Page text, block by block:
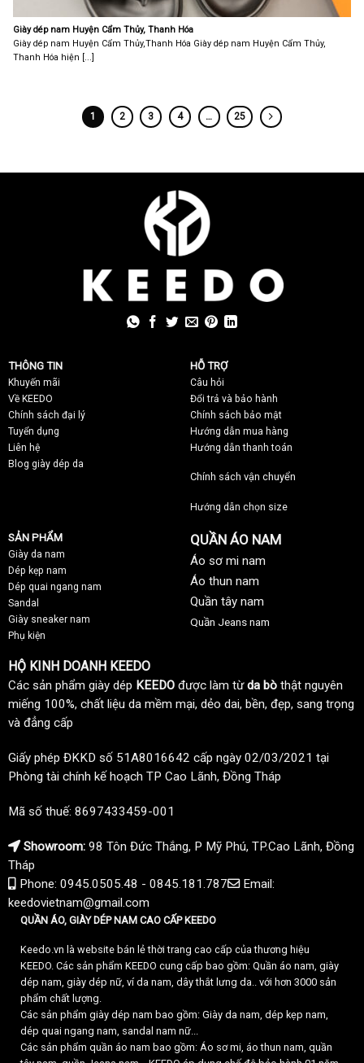
Giày dép nam Huyện Cẩm Thủy, Thanh Hóa
Giày dép nam Huyện Cẩm Thủy,Thanh Hóa Giày dép nam Huyện Cẩm Thủy,
Thanh Hóa hiện [...]
1 2 3 4 … 25
THÔNG TIN
Khuyến mãi
Về KEEDO
Chính sách đại lý
Tuyển dụng
Liên hệ
Blog giày dép da
HỖ TRỢ
Câu hỏi
Đổi trả và bảo hành
Chính sách bảo mật
Hướng dẫn mua hàng
Hướng dẫn thanh toán
Chính sách vận chuyển
Hướng dẫn chọn size
SẢN PHẨM
Giày da nam
Dép kẹp nam
Dép quai ngang nam
Sandal
Giày sneaker nam
Phụ kiện
QUẦN ÁO NAM
Áo sơ mi nam
Áo thun nam
Quần tây nam
Quần Jeans nam
HỘ KINH DOANH KEEDO
Các sản phẩm giày dép KEEDO được làm từda bò thật nguyên
miếng 100%, chất liệu da mềm mại, dẻo dai, bền, đẹp, sang trọng
và đẳng cấp
Giấy phép ĐKKD số 51A8016642 cấp ngày 02/03/2021 tại
Phòng tài chính kế hoạch TP Cao Lãnh, Đồng Tháp
Mã số thuế: 8697433459-001
Showroom: 98 Tôn Đức Thắng, P Mỹ Phú, TP.Cao Lãnh, Đồng
Tháp
Phone: 0945.0505.48 - 0845.181.787
Email:
keedovietnam@gmail.com
QUẦN ÁO, GIÀY DÉP NAM CAO CẤP KEEDO
Keedo.vn là website bán lẻ thời trang cao cấp của thương hiệu
KEEDO. Các sản phẩm KEEDO cung cấp bao gồm: Quần áo nam, giày
dép nam, giày dép nữ, ví da nam, dây thắt lưng da.. với hơn 3000 sản
phẩm chất lượng.
Các sản phẩm giày dép nam bao gồm: Giày da nam, dép kẹp nam,
dép quai ngang nam, sandal nam nữ...
Các sản phẩm quần áo nam bao gồm: Áo sơ mi, áo thun nam, quần